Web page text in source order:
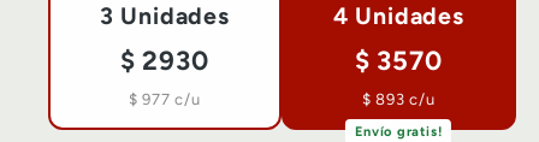
3 Unidades
$ 2930
$ 977 c/u
4 Unidades
$ 3570
$ 893 c/u
Envío gratis!